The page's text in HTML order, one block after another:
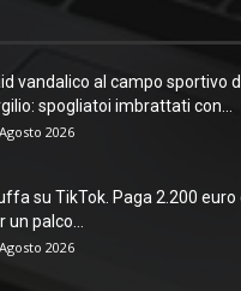
vandalico al campo sportivo
spogliatoi imbrattati con...
2026
su TikTok. Paga 2.200
un palco...
2026